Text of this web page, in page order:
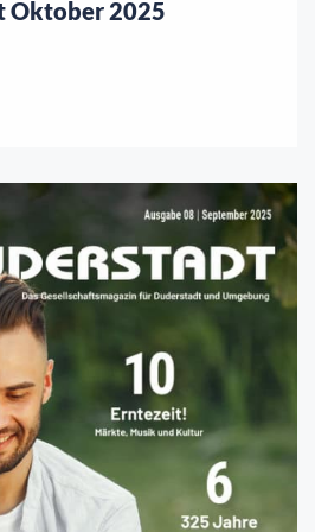
Oktober 2025